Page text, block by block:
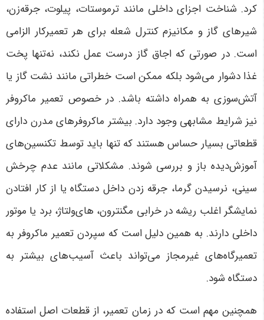
کرد. شناخت اجزای داخلی مانند ترموستات، پیلوت، جرقه‌زن،
شیرهای گاز و مکانیزم کنترل شعله برای هر تعمیرکار الزامی
است. در صورتی که اجاق گاز درست عمل نکند، نه‌تنها پخت
غذا دشوار می‌شود بلکه ممکن است خطراتی مانند نشت گاز یا
آتش‌سوزی به همراه داشته باشد. در خصوص تعمیر ماکروفر
نیز شرایط مشابهی وجود دارد. بیشتر ماکروفرهای مدرن دارای
قطعاتی بسیار حساس هستند که تنها باید توسط تکنسین‌های
آموزش‌دیده باز و بررسی شوند. مشکلاتی مانند عدم چرخش
سینی، نرسیدن گرما، جرقه زدن داخل دستگاه یا از کار افتادن
نمایشگر اغلب ریشه در خرابی مگنترون، های‌ولتاژ، برد یا موتور
داخلی دارند. به همین دلیل است که سپردن تعمیر ماکروفر به
تعمیرگاه‌های غیرمجاز می‌تواند باعث آسیب‌های بیشتر به
دستگاه شود.
همچنین مهم است که در زمان تعمیر، از قطعات اصل استفاده